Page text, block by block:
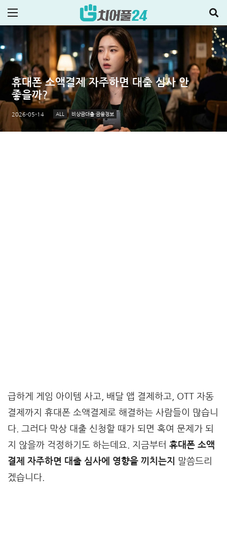
휴대폰 소액결제 자주하면 대출 심사 안
좋을까?
2026-05-14 ALL 비상금대출·금융정보
급하게 게임 아이템 사고, 배달 앱 결제하고, OTT 자동
결제까지 휴대폰 소액결제로 해결하는 사람들이 많습니
다. 그러다 막상 대출 신청할 때가 되면 혹여 문제가 되
지 않을까 걱정하기도 하는데요. 지금부터 휴대폰 소액
결제 자주하면 대출 심사에 영향을 끼치는지
말씀드리
겠습니다.